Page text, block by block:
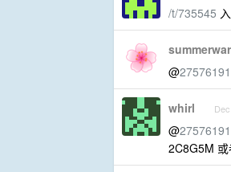
/t/735545
summerwar
@
whirl
@
2C8G5M